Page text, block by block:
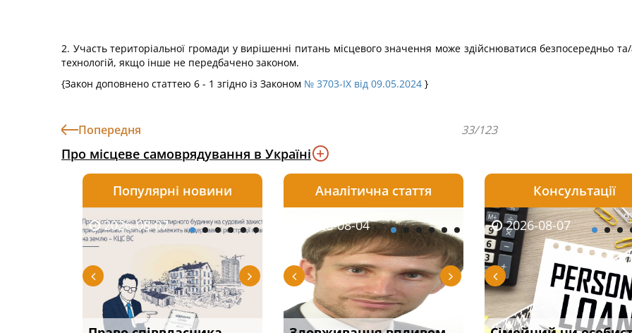
2. Участь територіальної громади у вирішенні питань місцевого значення може здійснюватися безпосередньо
технологій, якщо інше не передбачено законом.
{Закон доповнено статтею 6 - 1 згідно із Законом № 3703-IX від 09.05.2024 }
Попередня 33/123
Про місцеве самоврядування в Україні
Популярні новини
2026-08-07 2026-08-06 2026-08-06
Аналітична стаття
2026-08-03 2026-08-04 2026-08-04
Консультації
2026-08-05 2026-08-07
2026-07-30